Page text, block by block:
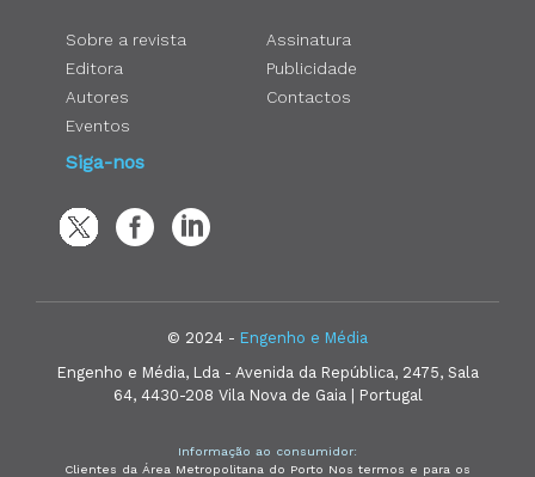
Sobre a revista
Editora
Autores
Eventos
Assinatura
Publicidade
Contactos
Siga-nos
© 2024 - Engenho e Média
Engenho e Média, Lda - Avenida da República, 2475, Sala
64, 4430-208 Vila Nova de Gaia | Portugal
Informação ao consumidor:
Clientes da Área Metropolitana do Porto Nos termos e para os